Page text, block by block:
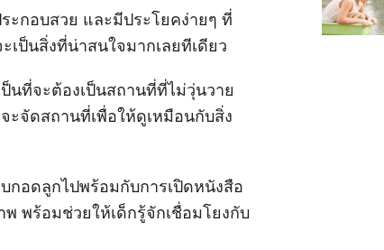
ะกอบสวย และมีประโยคง่ายๆ ที่
เป็นสิ่งที่น่าสนใจมากเลยทีเดียว
นที่จะต้องเป็นสถานที่ที่ไม่วุ่นวาย
ะจัดสถานที่เพื่อให้ดูเหมือนกับสิ่ง
อดลูกไปพร้อมกับการเปิดหนังสือ
พร้อมช่วยให้เด็กรู้จักเชื่อมโยงกับ